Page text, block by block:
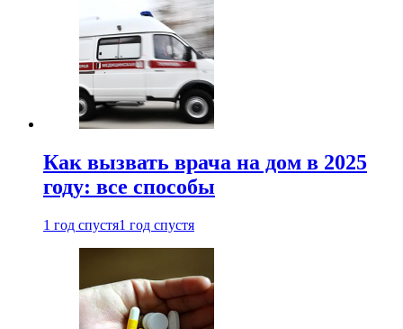
Как вызвать врача на дом в 2025
году: все способы
1 год спустя1 год спустя